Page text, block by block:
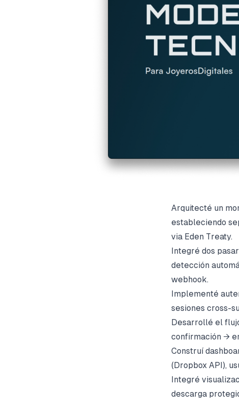
Arquitecté un
estableciendo
via Eden Treaty.
Integré dos
detección
webhook.
Implementé
sesiones cross-
Desarrollé el
confirmación →
Construí
(Dropbox API),
Integré
descarga